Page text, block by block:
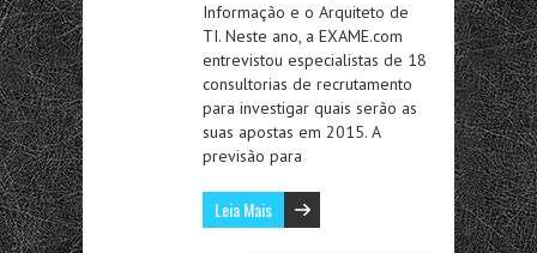
Informação e o Arquiteto de
TI. Neste ano, a EXAME.com
entrevistou especialistas de 18
consultorias de recrutamento
para investigar quais serão as
suas apostas em 2015. A
previsão para
Leia Mais